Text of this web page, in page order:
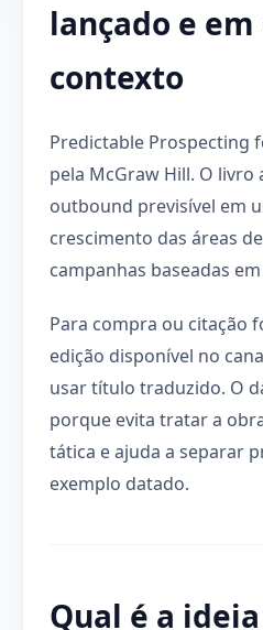
lançado e em
contexto
Predictable Prospecting
pela McGraw Hill. O
outbound previsível em
crescimento das áreas
campanhas baseadas
Para compra ou citação
edição disponível no
usar título traduzido. O
porque evita tratar a
tática e ajuda a separar
exemplo datado.
Qual é a